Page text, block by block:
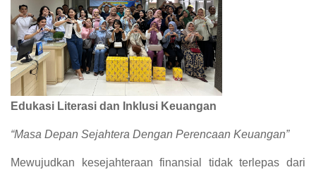
Edukasi Literasi dan Inklusi Keuangan
“Masa Depan Sejahtera Dengan Perencaan Keuangan”
Mewujudkan kesejahteraan finansial tidak terlepas dari